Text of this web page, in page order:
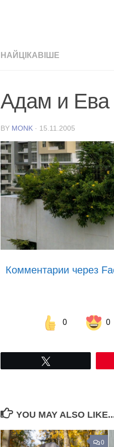
НАЙЦІКАВІШЕ
Адам и Ева
BY MONK · 15.11.2005
Комментарии через
0 0
Share on Facebook
YOU MAY ALSO
0